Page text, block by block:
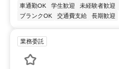
車通勤OK
学生歓迎 未経験者歓迎
ブランクOK
交通費支給 長期歓迎
業務委託